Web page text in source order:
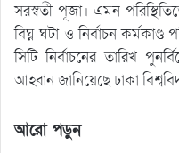
সরস্বতী পূজা। এমন
বিঘ্ন ঘটা ও নির্বাচন
সিটি নির্বাচনের তারিখ
আহ্বান জানিয়েছে ঢাকা
আরো পড়ুন